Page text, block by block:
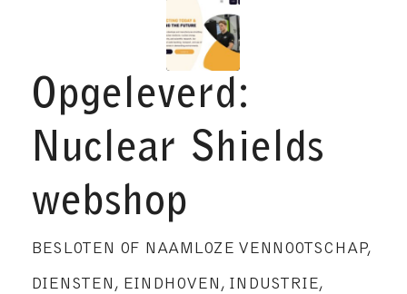
Opgeleverd:
Nuclear Shields
webshop
BESLOTEN OF NAAMLOZE VENNOOTSCHAP,
DIENSTEN , EINDHOVEN , INDUSTRIE,